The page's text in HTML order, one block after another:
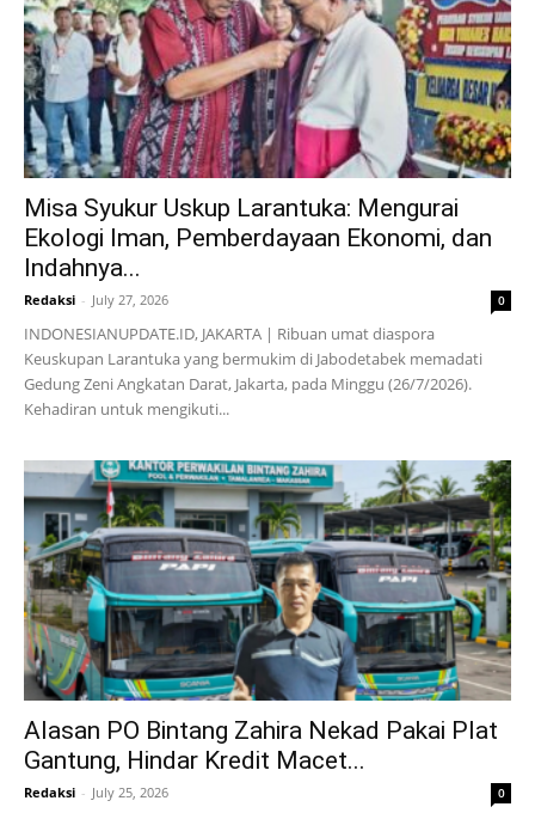
Misa Syukur Uskup Larantuka: Mengurai
Ekologi Iman, Pemberdayaan Ekonomi, dan
Indahnya...
Redaksi - July 27, 2026 0
INDONESIANUPDATE.ID, JAKARTA | Ribuan umat diaspora
Keuskupan Larantuka yang bermukim di Jabodetabek memadati
Gedung Zeni Angkatan Darat, Jakarta, pada Minggu (26/7/2026).
Kehadiran untuk mengikuti...
Alasan PO Bintang Zahira Nekad Pakai Plat
Gantung, Hindar Kredit Macet...
Redaksi - July 25, 2026 0